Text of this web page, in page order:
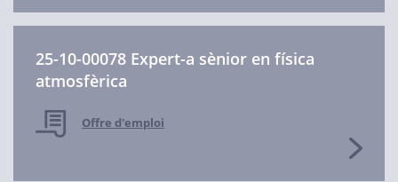
25-10-00078 Expert-a sènior en física
atmosfèrica
Offre d'emploi